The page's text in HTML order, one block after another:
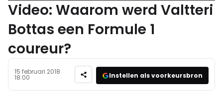
Video: Waarom werd Valtteri
Bottas een Formule 1
coureur?
15 februari 2018
18:00 Instellen als voorkeursbron